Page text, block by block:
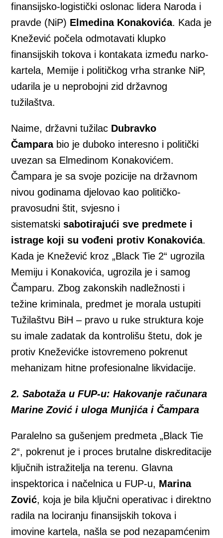
finansijsko-logistički oslonac lidera Naroda i
pravde (NiP) Elmedina Konakovića. Kada je
Knežević počela odmotavati klupko
finansijskih tokova i kontakata između narko-
kartela, Memije i političkog vrha stranke NiP,
udarila je u neprobojni zid državnog
tužilaštva.
Naime, državni tužilac Dubravko
Čamparabio je duboko interesno i politički
uvezan sa Elmedinom Konakovićem.
Čampara je sa svoje pozicije na državnom
nivou godinama djelovao kao političko-
pravosudni štit, svjesno i
sistematskisabotirajući sve predmete i
istrage koji su vođeni protiv Konakovića.
Kada je Knežević kroz „Black Tie 2“ ugrozila
Memiju i Konakovića, ugrozila je i samog
Čamparu. Zbog zakonskih nadležnosti i
težine kriminala, predmet je morala ustupiti
Tužilaštvu BiH – pravo u ruke struktura koje
su imale zadatak da kontrolišu štetu, dok je
protiv Kneževićke istovremeno pokrenut
mehanizam hitne profesionalne likvidacije.
2. Sabotaža u FUP-u: Hakovanje računara
Marine Zović i uloga Munjića i Čampara
Paralelno sa gušenjem predmeta „Black Tie
2“, pokrenut je i proces brutalne diskreditacije
ključnih istražitelja na terenu. Glavna
inspektorica i načelnica u FUP-u, Marina
Zović, koja je bila ključni operativac i direktno
radila na lociranju finansijskih tokova i
imovine kartela, našla se pod nezapamćenim